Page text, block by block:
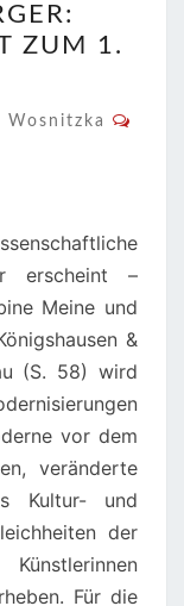
ZUM 1.
Wosnitzka
erscheint –
Meine und
&
(S. 58) wird
vor dem
veränderte
Kultur- und
der
Für die